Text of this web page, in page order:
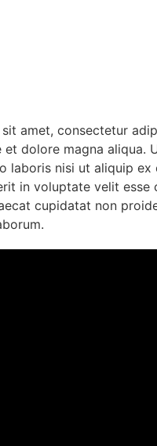
amet, consectetur
dolore magna aliqua.
laboris nisi ut aliquip
in voluptate velit esse
cupidatat non